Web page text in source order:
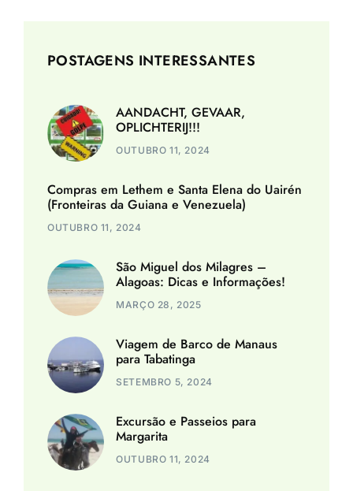
POSTAGENS INTERESSANTES
AANDACHT, GEVAAR,
OPLICHTERIJ!!!
OUTUBRO 11, 2024
Compras em Lethem e Santa Elena do Uairén
(Fronteiras da Guiana e Venezuela)
OUTUBRO 11, 2024
São Miguel dos Milagres –
Alagoas: Dicas e Informações!
MARÇO 28, 2025
Viagem de Barco de Manaus
para Tabatinga
SETEMBRO 5, 2024
Excursão e Passeios para
Margarita
OUTUBRO 11, 2024